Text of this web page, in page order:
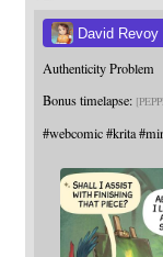
David Revoy
Authenticity Problem
Bonus timelapse:
#webcomic #krita #